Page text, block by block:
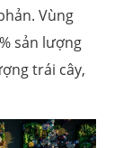
Vùng
sản lượng
trái cây,